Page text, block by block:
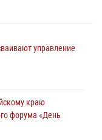
управление
краю
форума «День